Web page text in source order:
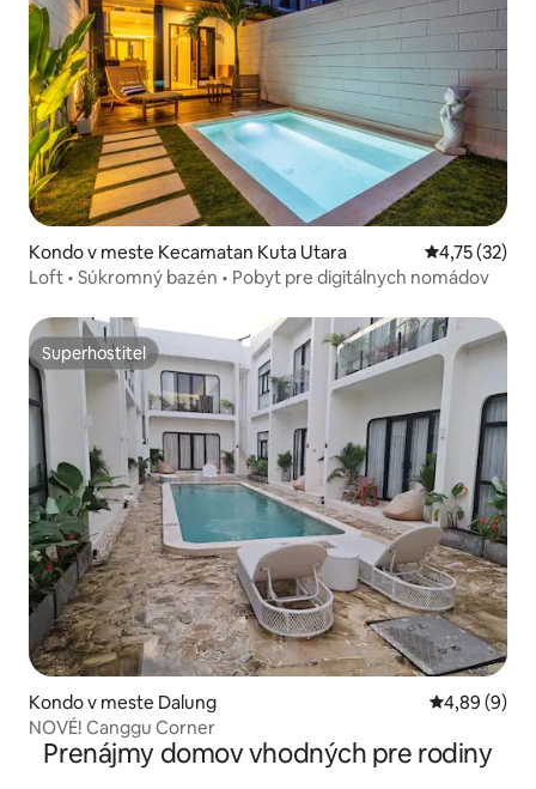
Kondo v meste Kecamatan Kuta Utara Priemerné
4,75 (32)
Loft • Súkromný bazén • Pobyt pre digitálnych nomádov
Superhostiteľ
Superhostiteľ
Kondo v meste Dalung Priemerné
4,89 (9)
NOVÉ! Canggu Corner
Prenájmy domov vhodných pre rodiny